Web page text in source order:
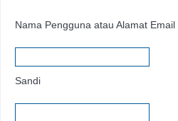
Nama Pengguna atau Alamat Email
Sandi